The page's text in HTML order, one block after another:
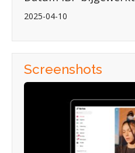
2025-04-10
Screenshots